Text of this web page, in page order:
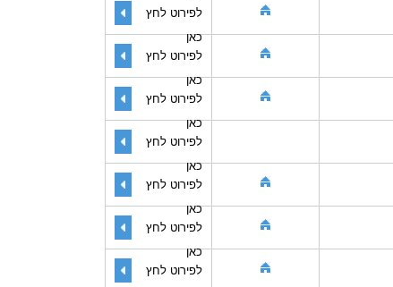
לפירוט לחץ
כאן
לפירוט לחץ
כאן
לפירוט לחץ
כאן
לפירוט לחץ
כאן
לפירוט לחץ
כאן
לפירוט לחץ
כאן
לפירוט לחץ